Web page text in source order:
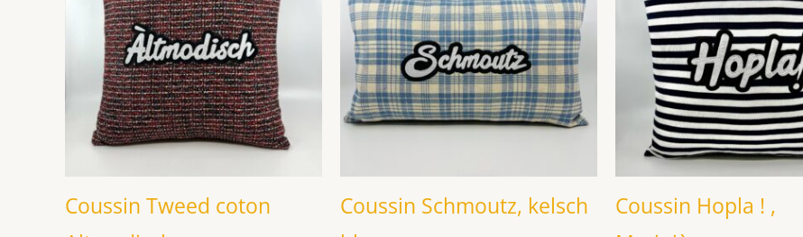
Coussin Tweed coton
Coussin Schmoutz, kelsch
Coussin Hopla ! ,